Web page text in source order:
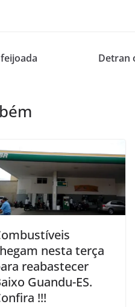
Detran
nesta terça
reabastecer
Guandu-ES.
!!!